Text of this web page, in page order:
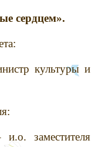
сердцем».
культуры и
заместителя